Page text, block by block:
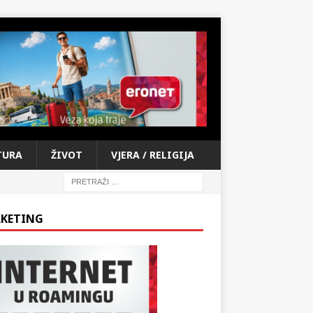
ŽIVOT VJERA / RELIGIJA